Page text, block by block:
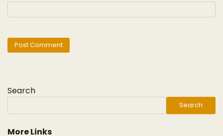
Search
Search
More Links